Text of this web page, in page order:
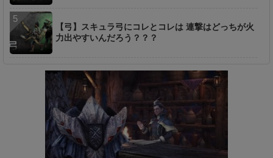
【弓】スキュラ弓にコレとコレは 連撃はどっちが火
力出やすいんだろう？？？